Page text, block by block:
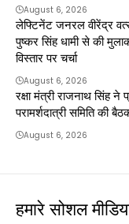
August 6, 2026
लेफ्टिनेंट जनरल वीरेंद्र
पुष्कर सिंह धामी से की
विस्तार पर चर्चा
August 6, 2026
रक्षा मंत्री राजनाथ सिंह
परामर्शदात्री समिति की
August 6, 2026
हमारे सोशल